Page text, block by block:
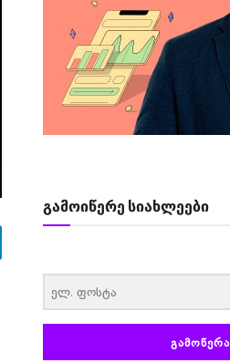
გამოიწერე სიახლეები
ᲒᲐᲛᲝᲬᲔᲠᲐ